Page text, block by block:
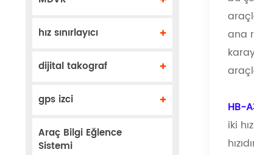
ana
HB-
iki
hız sınırlayıcı
dijital takograf
gps izci
Araç Bilgi Eğlence
Sistemi